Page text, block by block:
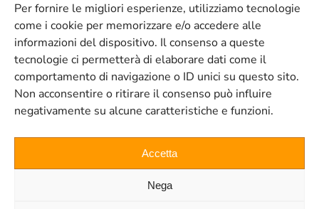
Per fornire le migliori esperienze, utilizziamo tecnologie
come i cookie per memorizzare e/o accedere alle
informazioni del dispositivo. Il consenso a queste
tecnologie ci permetterà di elaborare dati come il
comportamento di navigazione o ID unici su questo sito.
Non acconsentire o ritirare il consenso può influire
negativamente su alcune caratteristiche e funzioni.
Accetta
Nega
ISCRIVITI ALLA NOSTRA NEWSLETTER
Resta sempre aggiornato sui nostri
eventi e concerti
ISCRIVITI